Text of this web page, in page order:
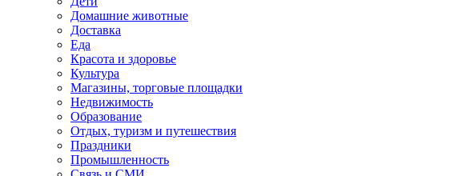
Домашние животные
Доставка
Еда
Красота и здоровье
Культура
Магазины, торговые площадки
Недвижимость
Образование
Отдых, туризм и путешествия
Праздники
Промышленность